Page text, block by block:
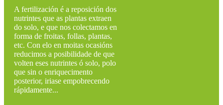
A fertilización é a reposición dos
nutrintes que as plantas extraen
do solo, e que nos colectamos en
forma de froitas, follas, plantas,
etc. Con elo en moitas ocasións
reducimos a posibilidade de que
volten eses nutrintes ó solo, polo
que sin o enriquecimento
posterior, iriase empobrecendo
rápidamente...